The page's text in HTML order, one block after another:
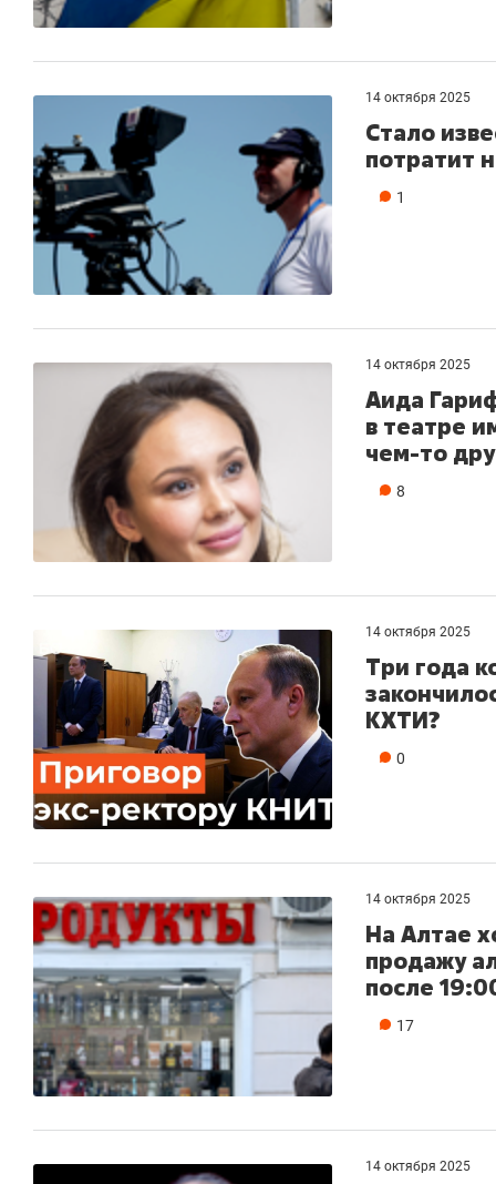
14 октября 2025
Стало
потратит
1
14 октября 2025
Аида
в театре
чем-то
8
14 октября 2025
Три года
КХТИ?
0
14 октября 2025
На Алтае
продажу
после
17
14 октября 2025